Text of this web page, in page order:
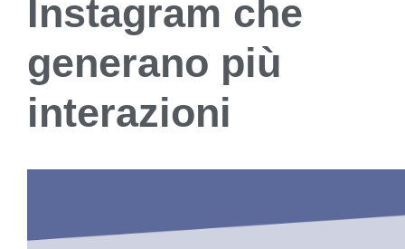
Instagram che
generano più
interazioni